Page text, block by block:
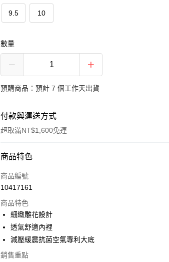
9.5 10
數量
預購商品：預計 7 個工作天出貨
付款與運送方式
超取滿NT$1,600免運
付款方式
信用卡一次付款
Apple Pay
街口支付
商品特色
商品編號
10417161
商品特色
細緻雕花設計
透氣舒適內裡
減壓緩震抗菌空氣專利大底
銷售重點